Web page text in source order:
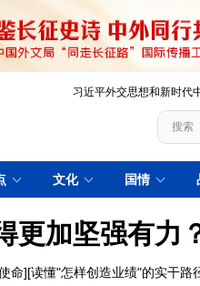
习近平外交思想和新时代
文化 国情
更加坚强有力
命][读懂"怎样创造业绩"的实干路